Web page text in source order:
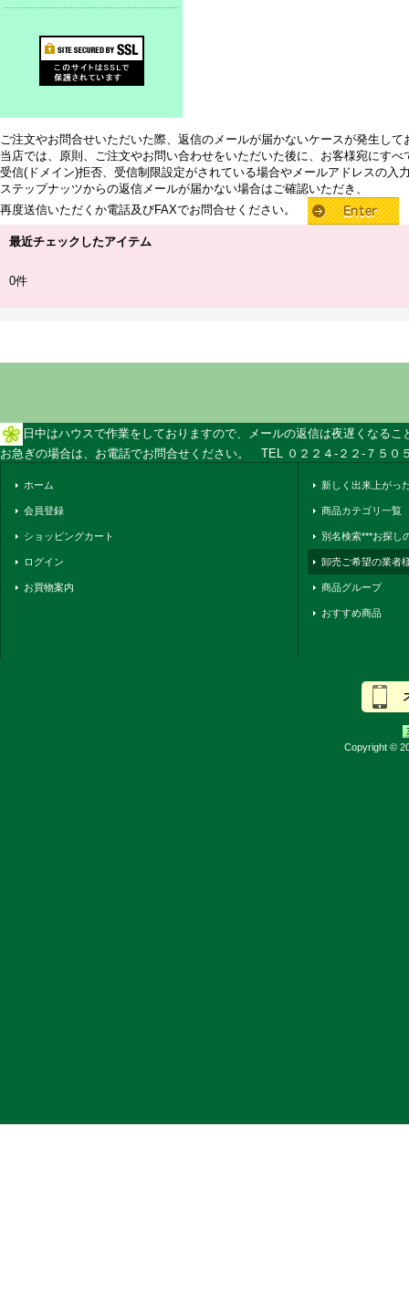
ご注文やお問合せいただいた際、返信のメールが届かないケースが発生して
当店では、原則、ご注文やお問い合わせをいただいた後に、お客様宛にすべ
受信(ドメイン)拒否、受信制限設定がされている場合やメールアドレスの入
ステップナッツからの返信メールが届かない場合はご確認いただき、
再度送信いただくか電話及びFAXでお問合せください。
最近チェックしたアイテム
0件
日中はハウスで作業をしておりますので、メールの返信は夜遅くなるこ
お急ぎの場合は、お電話でお問合せください。 TEL ０２２４-２２-７５０
ホーム
会員登録
ショッピングカート
ログイン
お買物案内
新しく出来上がっ
商品カテゴリ一覧
別名検索***お探し
卸売ご希望の業者
商品グループ
おすすめ商品
Copyright ©